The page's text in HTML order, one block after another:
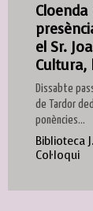
el Sr.
Cultura,
Dissabte
de Tardor
ponències...
Biblioteca
Col·loqui